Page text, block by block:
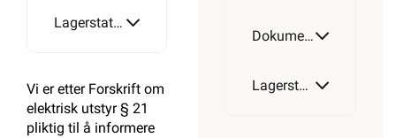
Lagerstatus
Vi er etter Forskrift om
elektrisk utstyr § 21
pliktig til å informere
Dokumentasjon
Lagerstatus